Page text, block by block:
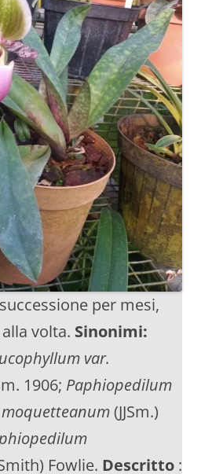
per mesi,
volta. Sinonimi:
var.
1906; Paphiopedilum
(JJSm.)
Smith) Fowlie. Descritto :